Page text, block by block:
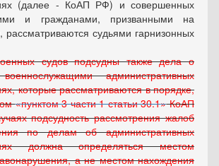
(далее - КоАП РФ) и совершенных
и гражданами, призванными на
судьями гарнизонных
судов подсудны также дела о
административных
которые рассматриваются в порядке,
пунктом 3 части 1 статьи 30.1 КоАП
подсудность рассмотрения жалоб
по делам об административных
должна определяться местом
а не местом нахождения